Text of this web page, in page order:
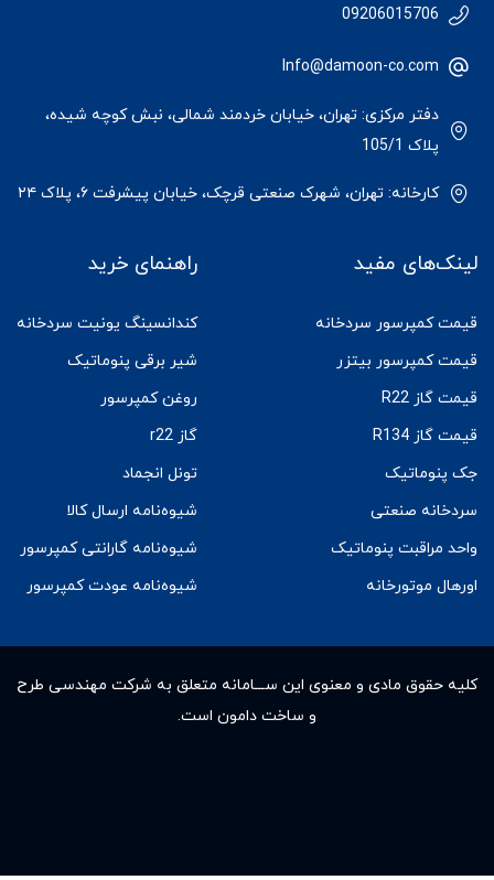
09206015706
Info@damoon-co.com
دفتر مرکزی: تهران، خیابان خردمند شمالی، نبش کوچه شیده،
پلاک 105/1
کارخانه: تهران، شهرک صنعتی قرچک، خیابان پیشرفت ۶، پلاک ۲۴
لینک‌های مفید
قیمت کمپرسور سردخانه
قیمت کمپرسور بیتزر
قیمت گاز R22
قیمت گاز R134
جک پنوماتیک
سردخانه صنعتی
واحد مراقبت پنوماتیک
اورهال موتورخانه
راهنمای خرید
کندانسینگ یونیت سردخانه
شیر برقی پنوماتیک
روغن کمپرسور
گاز r22
تونل انجماد
شیوه‌نامه ارسال کالا
شیوه‌نامه گارانتی کمپرسور
شیوه‌نامه عودت کمپرسور
کلیه حقوق مادى و معنوى این ســـامانه متعلق به شرکت مهندسی طرح
و ساخت دامون است.